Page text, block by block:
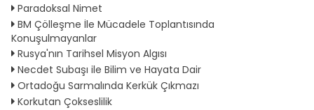
Paradoksal Nimet
BM Çölleşme İle Mücadele Toplantısında
Konuşulmayanlar
Rusya'nın Tarihsel Misyon Algısı
Necdet Subaşı ile Bilim ve Hayata Dair
Ortadoğu Sarmalında Kerkük Çıkmazı
Korkutan Çokseslilik